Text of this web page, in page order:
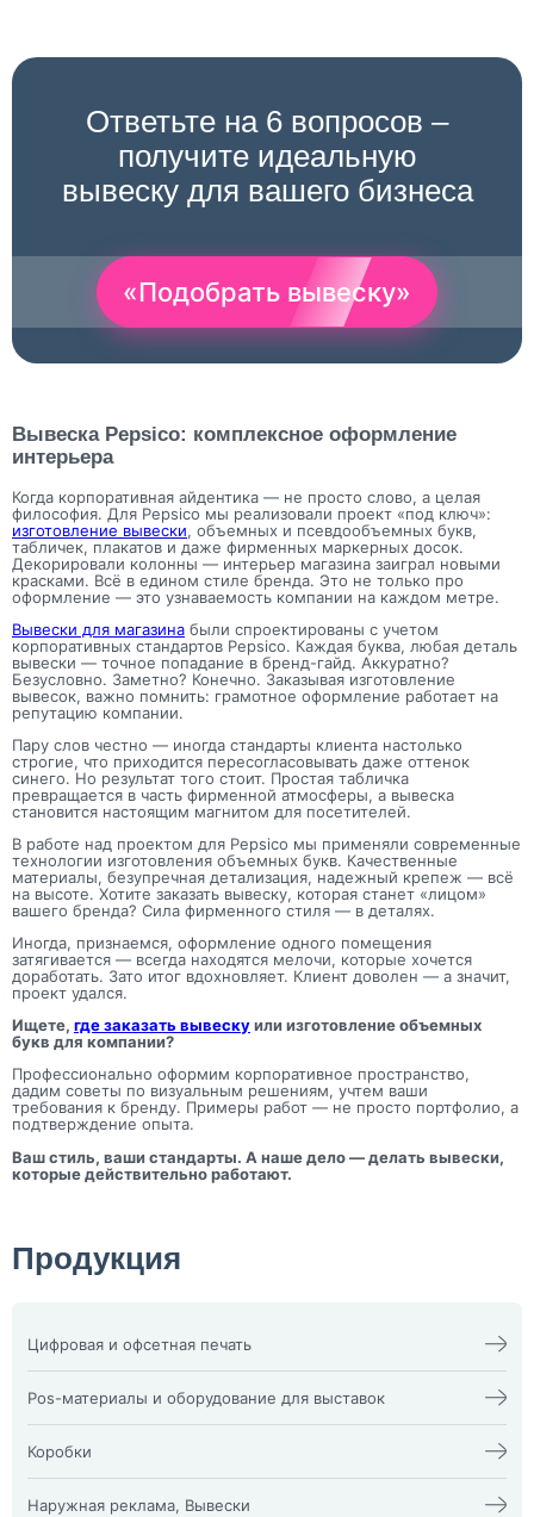
Ответьте на 6 вопросов –
получите идеальную
вывеску для вашего бизнеса
«Подобрать вывеску»
Вывеска Pepsico: комплексное оформление
интерьера
Когда корпоративная айдентика — не просто слово, а целая
философия. Для Pepsico мы реализовали проект «под ключ»:
изготовление вывески, объемных и псевдообъемных букв,
табличек, плакатов и даже фирменных маркерных досок.
Декорировали колонны — интерьер магазина заиграл новыми
красками. Всё в едином стиле бренда. Это не только про
оформление — это узнаваемость компании на каждом метре.
Вывески для магазина были спроектированы с учетом
корпоративных стандартов Pepsico. Каждая буква, любая деталь
вывески — точное попадание в бренд-гайд. Аккуратно?
Безусловно. Заметно? Конечно. Заказывая изготовление
вывесок, важно помнить: грамотное оформление работает на
репутацию компании.
Пару слов честно — иногда стандарты клиента настолько
строгие, что приходится пересогласовывать даже оттенок
синего. Но результат того стоит. Простая табличка
превращается в часть фирменной атмосферы, а вывеска
становится настоящим магнитом для посетителей.
В работе над проектом для Pepsico мы применяли современные
технологии изготовления объемных букв. Качественные
материалы, безупречная детализация, надежный крепеж — всё
на высоте. Хотите заказать вывеску, которая станет «лицом»
вашего бренда? Сила фирменного стиля — в деталях.
Иногда, признаемся, оформление одного помещения
затягивается — всегда находятся мелочи, которые хочется
доработать. Зато итог вдохновляет. Клиент доволен — а значит,
проект удался.
Ищете, где заказать вывескуили изготовление объемных
букв для компании?
Профессионально оформим корпоративное пространство,
дадим советы по визуальным решениям, учтем ваши
требования к бренду. Примеры работ — не просто портфолио, а
подтверждение опыта.
Ваш стиль, ваши стандарты. А наше дело — делать вывески,
которые действительно работают.
Продукция
Цифровая и офсетная печать
Визитки
Конверты
3D наклейки
Бейдж
Билеты
Блокноты
Брошюра, каталог
Буклеты
Пакеты
Папка фолдер
Печати и штампы
Подложка на стол,
Pos-материалы и оборудование для выставок
X-стенд
Воблеры
Оформление выставочных
стендов
Коробки
микрогофры и Гофрокоробки
Наружная реклама, Вывески